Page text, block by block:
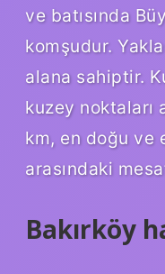
ve batısında
komşudur.
alana sahiptir.
kuzey noktaları
km, en doğu ve
arasındaki
Bakırköy